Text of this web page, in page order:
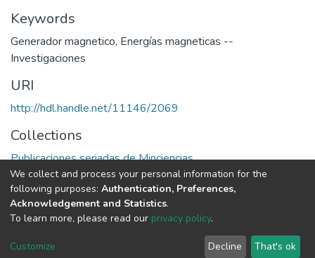
Keywords
Generador magnetico, Energías magneticas --
Investigaciones
URI
http://hdl.handle.net/11146/2069
Collections
Publicaciones seriadas de Minciencias
Full item page
DSpace software copyright © 2002-2026
Cookie
End User
Send
We collect and process your personal information for the
following purposes: Authentication, Preferences,
Acknowledgement and Statistics.
To learn more, please read our privacy policy.
Customize Decline That's ok